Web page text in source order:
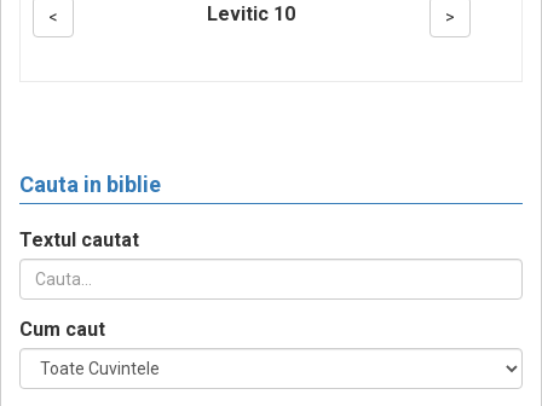
< Levitic 10 >
Cauta in biblie
Textul cautat
Cum caut